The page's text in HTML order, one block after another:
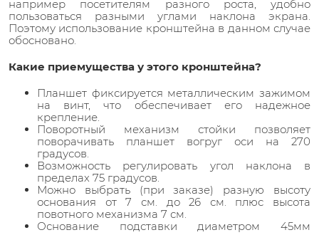
например посетителям разного роста, удобно
пользоваться разными углами наклона экрана.
Поэтому использование кронштейна в данном случае
обосновано.
Какие приемущества у этого кронштейна?
Планшет фиксируется металлическим зажимом
на винт, что обеспечивает его надежное
крепление.
Поворотный механизм стойки позволяет
поворачивать планшет вогруг оси на 270
градусов.
Возможность регулировать угол наклона в
пределах 75 градусов.
Можно выбрать (при заказе) разную высоту
основания от 7 см. до 26 см. плюс высота
повотного механизма 7 см.
Основание подставки диаметром 45мм